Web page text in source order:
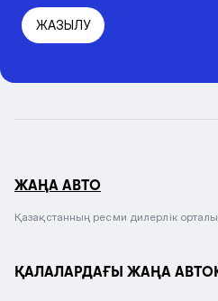
ЖАЗЫЛУ
ЖАҢА АВТО
Қазақстанның ресми дилерлік
ҚАЛАЛАРДАҒЫ ЖАҢА